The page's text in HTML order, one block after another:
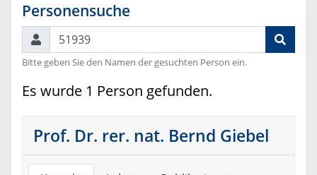
Personensuche
Suchen
Bitte geben Sie den Namen der gesuchten Person ein.
Es wurde 1 Person gefunden.
Prof. Dr. rer. nat. Bernd Giebel